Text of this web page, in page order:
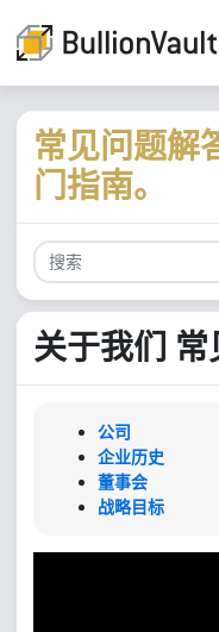
常见问题解
门指南。
关于我们 常
公司
企业历史
董事会
战略目标